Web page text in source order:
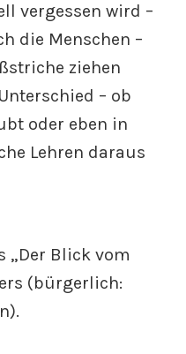
vergessen wird –
die Menschen –
ziehen
– ob
oder eben in
Lehren daraus
„Der Blick vom
(bürgerlich: